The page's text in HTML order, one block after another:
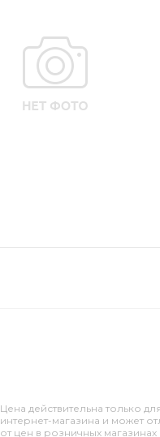
Цена действительна только
интернет-магазина и может
от цен в розничных магазинах